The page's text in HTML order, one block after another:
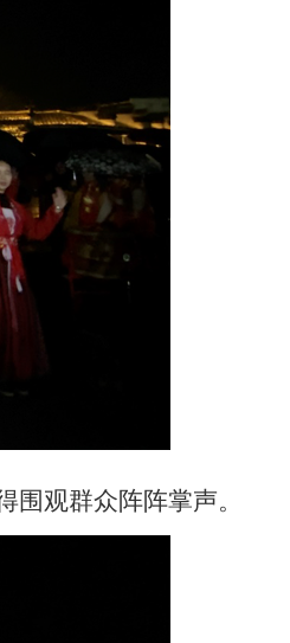
观群众阵阵掌声。